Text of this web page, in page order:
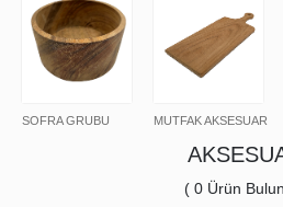
SOFRA GRUBU MUTFAK AKSESUAR
( 0Ürün